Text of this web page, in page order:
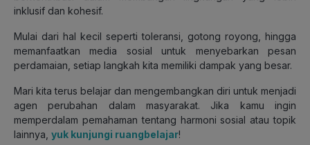
inklusif dan kohesif.
Mulai dari hal kecil seperti toleransi, gotong royong, hingga
memanfaatkan media sosial untuk menyebarkan pesan
perdamaian, setiap langkah kita memiliki dampak yang besar.
Mari kita terus belajar dan mengembangkan diri untuk menjadi
agen perubahan dalam masyarakat. Jika kamu ingin
memperdalam pemahaman tentang harmoni sosial atau topik
lainnya, yuk kunjungi ruangbelajar!